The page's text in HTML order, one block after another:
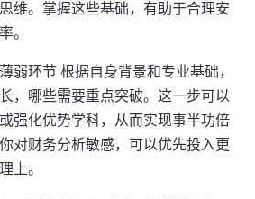
维。掌握这些基础，有助于合理安
。
弱环节 根据自身背景和专业基础，
，哪些需要重点突破。这一步可以
强化优势学科，从而实现事半功倍
对财务分析敏感，可以优先投入更
上。